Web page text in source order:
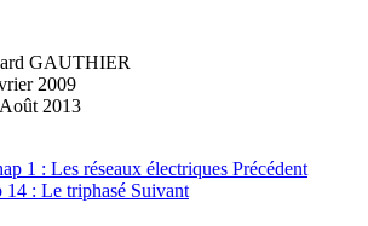
GAUTHIER
2009
2013
1 : Les réseaux électriques Précédent
: Le triphasé Suivant